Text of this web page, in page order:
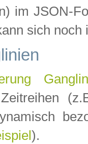
im JSON-
sich noch
).